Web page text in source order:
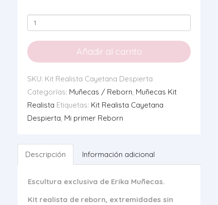
Kit
Realista
Cayetana
Despierta
Añadir al carrito
SKU: Kit Realista Cayetana Despierta
Categorías: Muñecas / Reborn, Muñecas Kit
Realista Etiquetas: Kit Realista Cayetana
Despierta, Mi primer Reborn
Descripción Información adicional
Escultura exclusiva de Erika Muñecas.
Kit realista de reborn, extremidades sin